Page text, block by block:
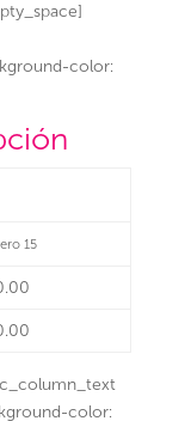
color:
15
color: